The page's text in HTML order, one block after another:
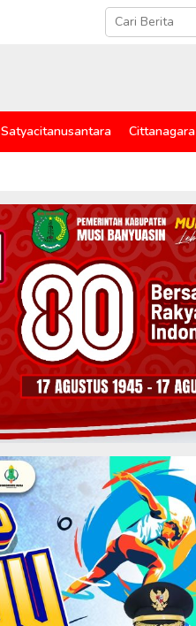
Satyacitanusantara Cittanagara